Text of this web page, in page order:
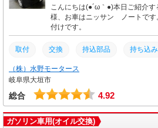
こんにちは(●´ω｀●)本日ご紹介
様、お車はニッサン ノートです
付けです。
取付 交換 持込部品 持ち込み
日産
（株）水野モータース
岐阜県大垣市
総合 4.92
ガソリン車用(オイル交換)